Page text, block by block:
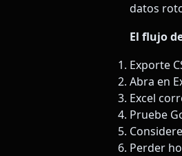
datos
El flujo
Exporte
Abra en
Excel
Pruebe
Perder